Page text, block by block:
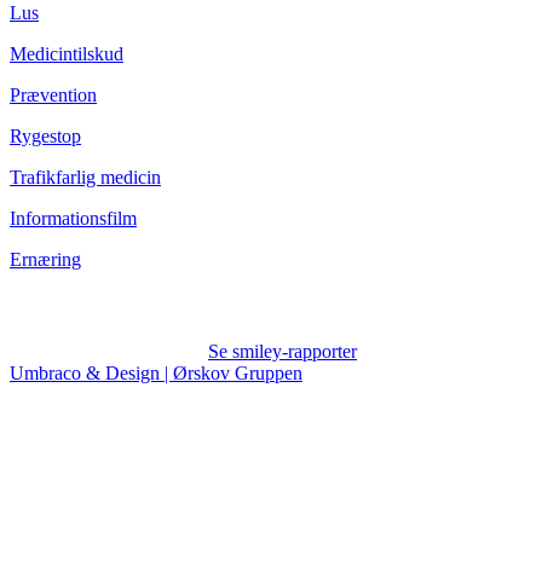
Lus
Medicintilskud
Prævention
Rygestop
Trafikfarlig medicin
Informationsfilm
Ernæring
Se smiley-rapporter
Umbraco & Design | Ørskov Gruppen